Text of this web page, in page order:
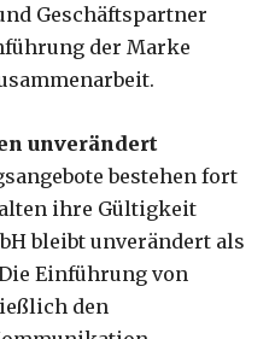
Geschäftspartner
der Marke
unverändert
bestehen fort
ihre Gültigkeit
bleibt unverändert als
Einführung von
den